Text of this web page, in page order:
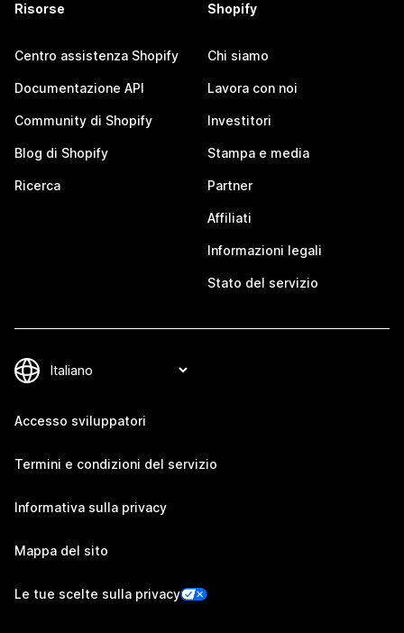
Risorse
Centro assistenza Shopify
Documentazione API
Community di Shopify
Blog di Shopify
Ricerca
Shopify
Chi siamo
Lavora con noi
Investitori
Stampa e media
Partner
Affiliati
Informazioni legali
Stato del servizio
Accesso sviluppatori
Termini e condizioni del servizio
Informativa sulla privacy
Mappa del sito
Le tue scelte sulla privacy